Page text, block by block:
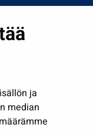
ja
median